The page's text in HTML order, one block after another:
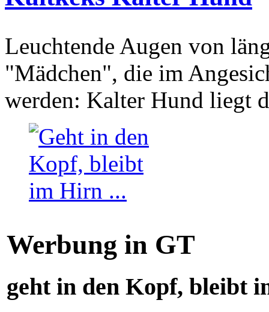
Leuchtende Augen von
"Mädchen", die im
werden: Kalter Hund liegt
Werbung in GT
geht in den Kopf, bleibt